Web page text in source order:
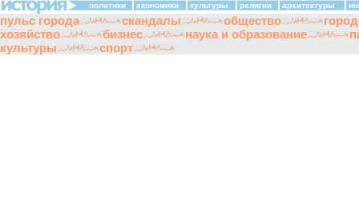
политики экономики культуры религии архитектуры
пульс города скандалы общество
хозяйство
бизнес наука и образование
культуры
спорт